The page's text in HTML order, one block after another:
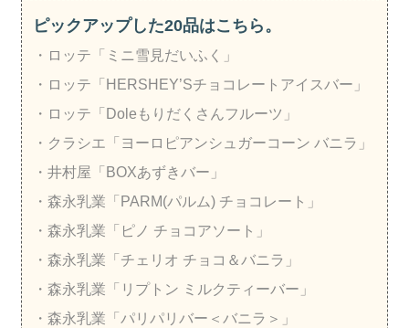
ピックアップした20品はこちら。
・ロッテ「ミニ雪見だいふく」
・ロッテ「HERSHEY’Sチョコレートアイスバー」
・ロッテ「Doleもりだくさんフルーツ」
・クラシエ「ヨーロピアンシュガーコーン バニラ」
・井村屋「BOXあずきバー」
・森永乳業「PARM(パルム) チョコレート」
・森永乳業「ピノ チョコアソート」
・森永乳業「チェリオ チョコ＆バニラ」
・森永乳業「リプトン ミルクティーバー」
・森永乳業「パリパリバー＜バニラ＞」